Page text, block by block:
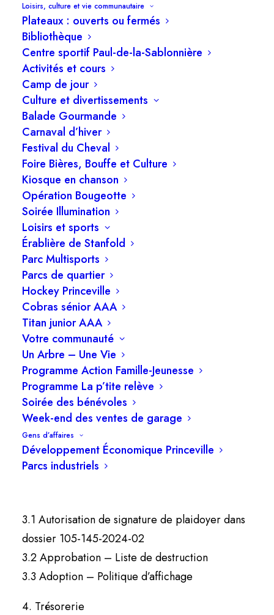
Loisirs, culture et vie communautaire
Plateaux : ouverts ou fermés
Bibliothèque
Centre sportif Paul-de-la-Sablonnière
Activités et cours
Camp de jour
Culture et divertissements
Balade Gourmande
Carnaval d’hiver
Festival du Cheval
Foire Bières, Bouffe et Culture
Kiosque en chanson
Opération Bougeotte
Soirée Illumination
Loisirs et sports
Érablière de Stanfold
Parc Multisports
Parcs de quartier
Hockey Princeville
Cobras sénior AAA
Titan junior AAA
Votre communauté
Un Arbre – Une Vie
Programme Action Famille-Jeunesse
Programme La p’tite relève
Soirée des bénévoles
Week-end des ventes de garage
Gens d’affaires
Développement Économique Princeville
Parcs industriels
30, à l’hôtel de ville.
Ordre du jour
1. Adoption de l’ordre du jour
2. Législation & Greffe
2.1 Approbation des procès-verbaux de la
séance ordinaire du 14 avril et de la séance
extraordinaire du 30 avril 2025
2.2. Règlement 2025 – PROJET modifiant le
zonage 2017-316 (PRU2-2503) – Adoption du
second projet
2.3. Règlement 2025-PROJET modifiant le
règlement no. 2018-344 concernant la
tarification pour demandes d’informations au
rôle d’évaluation – Avis de motion
2.4. Règlement 2025-PROJET modifiant le
règlement no. 2018-344 concernant la
tarification pour demandes d’informations au
rôle d’évaluation – Dépôt du projet de
règlement
2.5. Procès-verbaux de correction Résolution no
23-03-126 et Règlements nos 2022-414 et
2025-477
3.1 Autorisation de signature de plaidoyer dans
dossier 105-145-2024-02
3.2 Approbation – Liste de destruction
3.3 Adoption – Politique d’affichage
4. Trésorerie